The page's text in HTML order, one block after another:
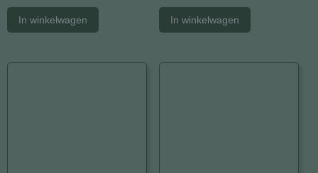
In winkelwagen In winkelwagen